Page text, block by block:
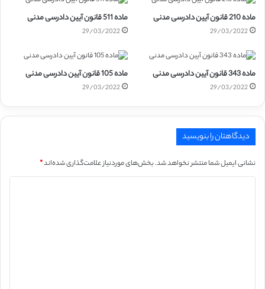
ماده 210 قانون آیین دادرسی مدنی
29/03/2022
ماده 511 قانون آیین دادرسی مدنی
29/03/2022
ماده 343 قانون آیین دادرسی مدنی
29/03/2022
ماده 105 قانون آیین دادرسی مدنی
29/03/2022
دیدگاهتان را بنویسید
نشانی ایمیل شما منتشر نخواهد شد.بخش‌های موردنیاز علامت‌گذاری شده‌اند*